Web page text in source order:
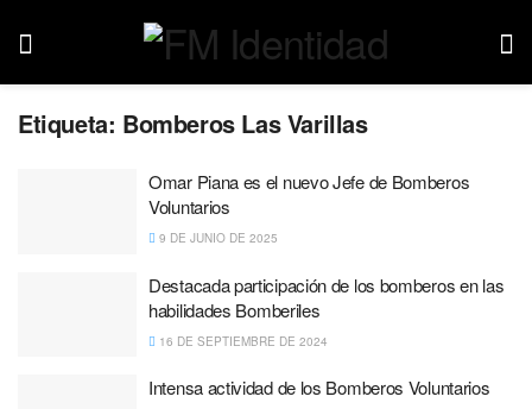
Etiqueta: Bomberos Las Varillas
Omar Piana es el nuevo Jefe de Bomberos
Voluntarios
9 DE JUNIO DE 2025
Destacada participación de los bomberos en las
habilidades Bomberiles
16 DE SEPTIEMBRE DE 2024
Intensa actividad de los Bomberos Voluntarios